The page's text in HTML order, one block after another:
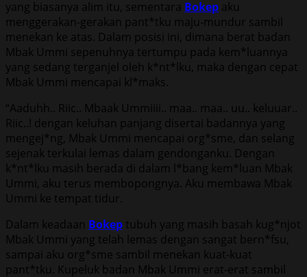
yang biasanya alim itu, sementara Bokep aku
menggerakan-gerakan pant*tku maju-mundur sambil
menekan ke atas. Dalam posisi ini, dimana berat badan
Mbak Ummi sepenuhnya tertumpu pada kem*luannya
yang sedang terganjel oleh k*nt*lku, maka dengan cepat
Mbak Ummi mencapai kl*maks.
“Aaduhh.. Riic.. Mbaak Ummiiii.. maa.. maa.. uu.. keluuar..
Riic..! dengan keluhan panjang disertai badannya yang
mengej*ng, Mbak Ummi mencapai org*sme, dan selang
sejenak terkulai lemas dalam gendonganku. Dengan
k*nt*lku masih berada di dalam l*bang kem*luan Mbak
Ummi, aku terus membopongnya. Aku membawa Mbak
Ummi ke tempat tidur.
Dalam keadaan Bokep tubuh yang masih basah kug*njot
Mbak Ummi yang telah lemas dengan sangat bern*fsu,
sampai aku org*sme sambil menekan kuat-kuat
pant*tku. Kupeluk badan Mbak Ummi erat-erat sambil